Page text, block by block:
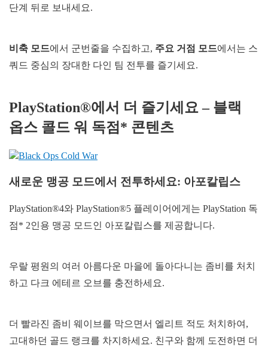
단계 뒤로 보내세요.
비축 모드에서 군번줄을 수집하고, 주요 거점 모드에서는 스
쿼드 중심의 장대한 다인 팀 전투를 즐기세요.
PlayStation®에서 더 즐기세요 – 블랙
옵스 콜드 워 독점* 콘텐츠
새로운 맹공 모드에서 전투하세요: 아포칼립스
PlayStation®4와 PlayStation®5 플레이어에게는 PlayStation 독
점* 2인용 맹공 모드인 아포칼립스를 제공합니다.
우랄 평원의 여러 아름다운 마을에 돌아다니는 좀비를 처치
하고 다크 에테르 오브를 충전하세요.
더 빨라진 좀비 웨이브를 막으면서 엘리트 적도 처치하여,
고대하던 골드 랭크를 차지하세요. 친구와 함께 도전하면 더